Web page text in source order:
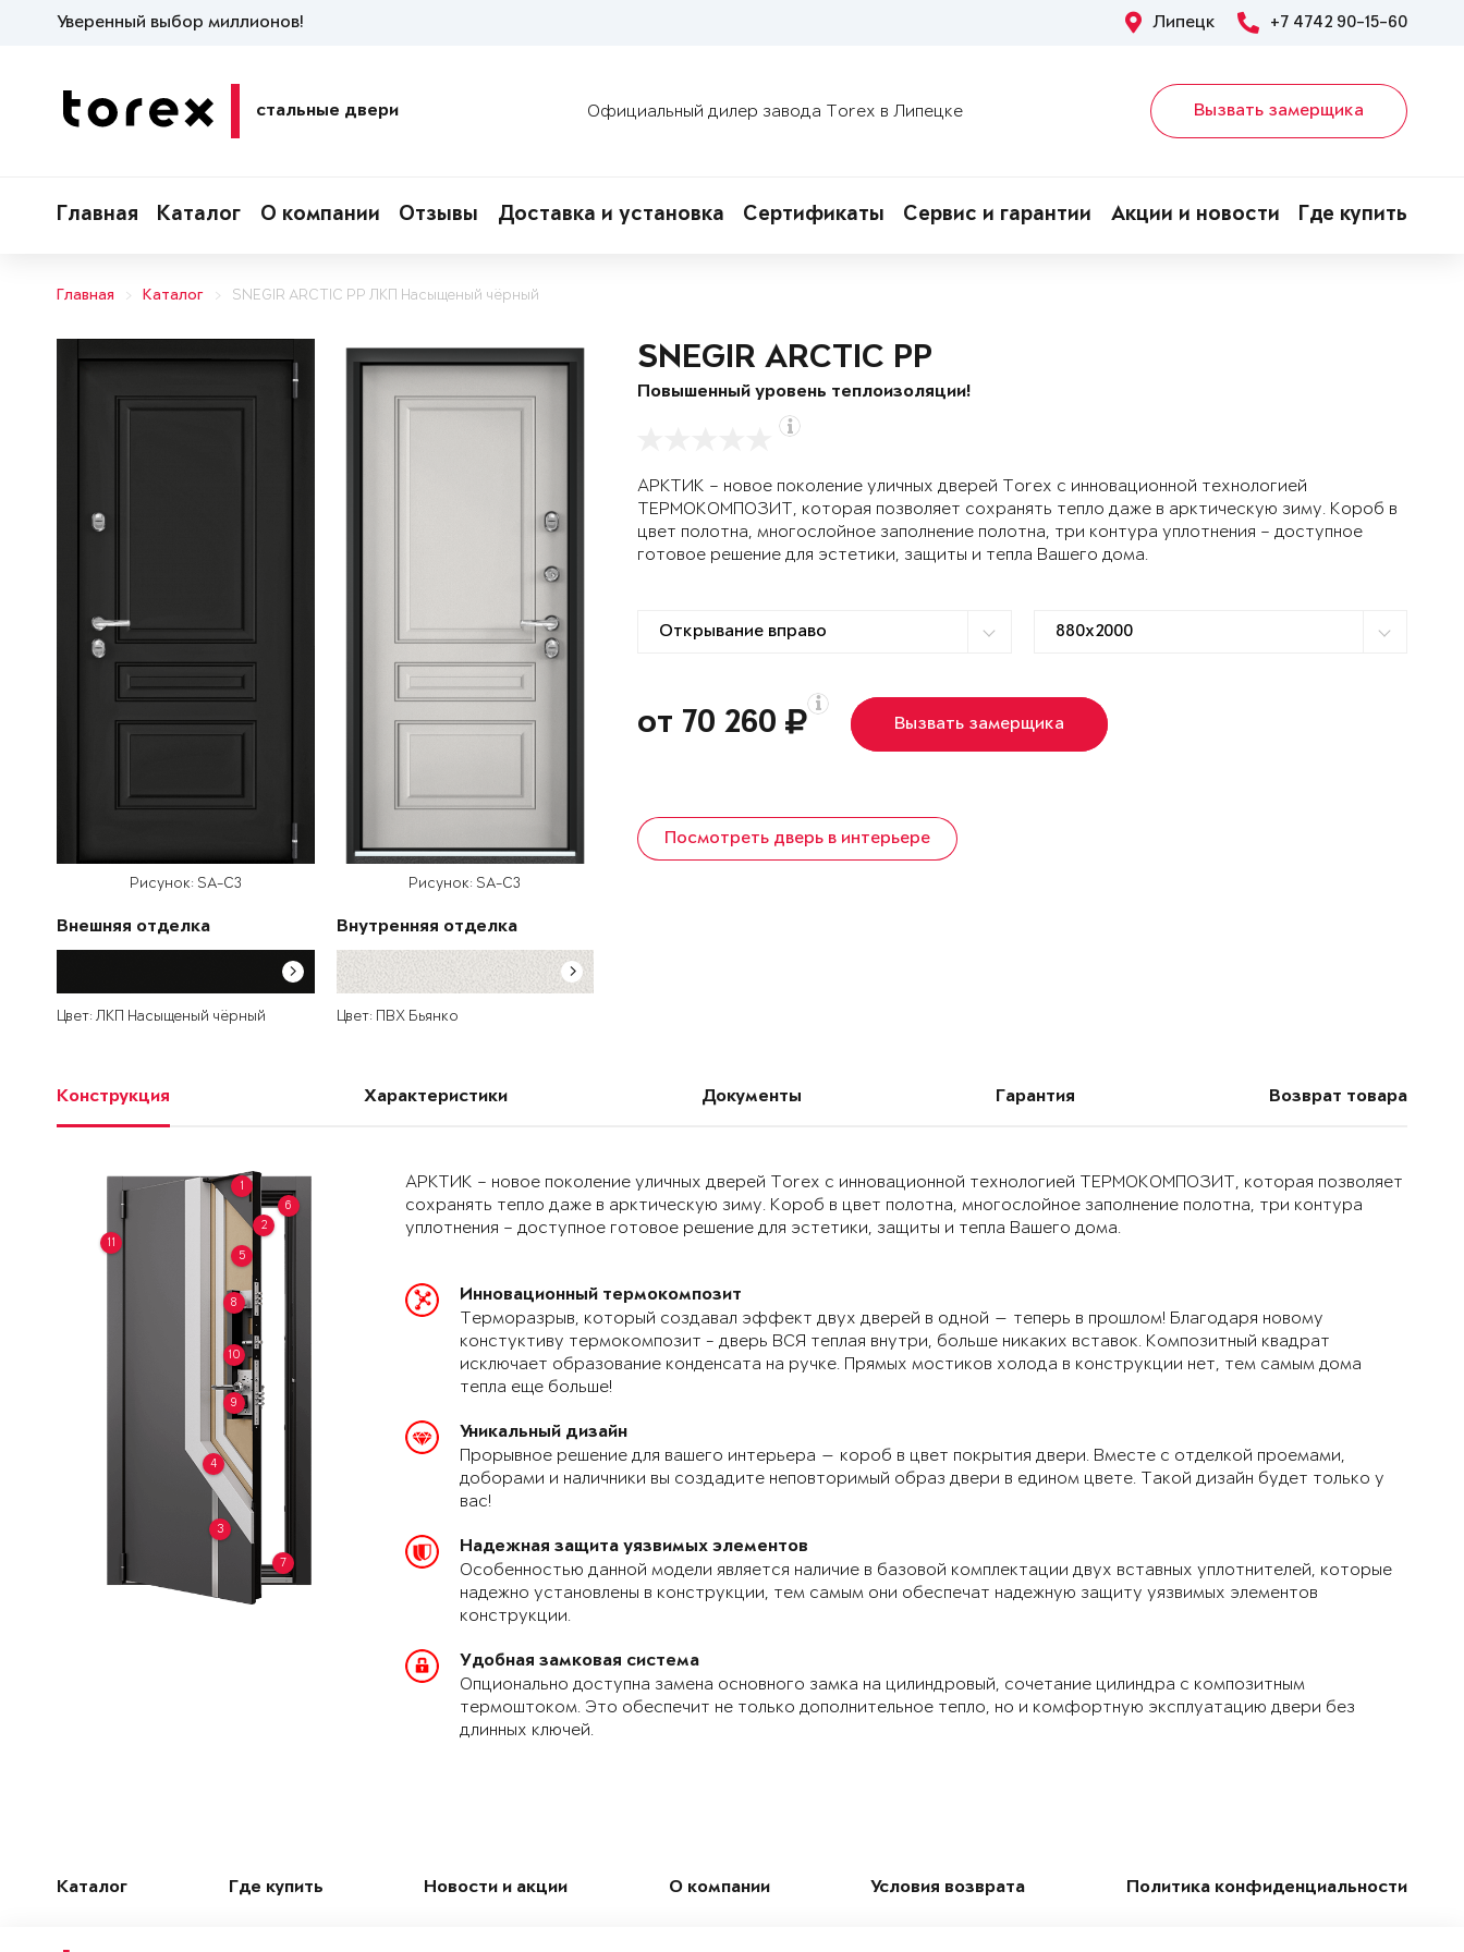
Уверенный выбор миллионов! Липецк +7 4742 90-15-60
стальные двери Официальный дилер завода Torex в Липецке Вызвать замерщика
Главная Каталог О компании Отзывы Доставка и установка Сертификаты Сервис и гарантии Акции и новости Где купить
Главная Каталог SNEGIR ARCTIC PP ЛКП Насыщеный чёрный
Рисунок: SA-C3
Внешняя отделка
Цвет: ЛКП Насыщеный чёрный
Рисунок: SA-C3
Внутренняя отделка
Цвет: ПВХ Бьянко
SNEGIR ARCTIC PP
Повышенный уровень теплоизоляции!
АРКТИК – новое поколение уличных дверей Torex с инновационной технологией
ТЕРМОКОМПОЗИТ, которая позволяет сохранять тепло даже в арктическую зиму. Короб в
цвет полотна, многослойное заполнение полотна, три контура уплотнения – доступное
готовое решение для эстетики, защиты и тепла Вашего дома.
от 70 260 Вызвать замерщика
Посмотреть дверь в интерьере
Конструкция Характеристики Документы Гарантия Возврат товара
1
2
3
4
5
6
7
8
9
10
11
АРКТИК – новое поколение уличных дверей Torex с инновационной технологией ТЕРМОКОМПОЗИТ, которая позволяет
сохранять тепло даже в арктическую зиму. Короб в цвет полотна, многослойное заполнение полотна, три контура
уплотнения – доступное готовое решение для эстетики, защиты и тепла Вашего дома.
Инновационный термокомпозит
Терморазрыв, который создавал эффект двух дверей в одной — теперь в прошлом! Благодаря новому
констуктиву термокомпозит - дверь ВСЯ теплая внутри, больше никаких вставок. Композитный квадрат
исключает образование конденсата на ручке. Прямых мостиков холода в конструкции нет, тем самым дома
тепла еще больше!
Уникальный дизайн
Прорывное решение для вашего интерьера — короб в цвет покрытия двери. Вместе с отделкой проемами,
доборами и наличники вы создадите неповторимый образ двери в едином цвете. Такой дизайн будет только у
вас!
Надежная защита уязвимых элементов
Особенностью данной модели является наличие в базовой комплектации двух вставных уплотнителей, которые
надежно установлены в конструкции, тем самым они обеспечат надежную защиту уязвимых элементов
конструкции.
Удобная замковая система
Опционально доступна замена основного замка на цилиндровый, сочетание цилиндра с композитным
термоштоком. Это обеспечит не только дополнительное тепло, но и комфортную эксплуатацию двери без
длинных ключей.
Каталог Где купить Новости и акции О компании Условия возврата Политика конфиденциальности